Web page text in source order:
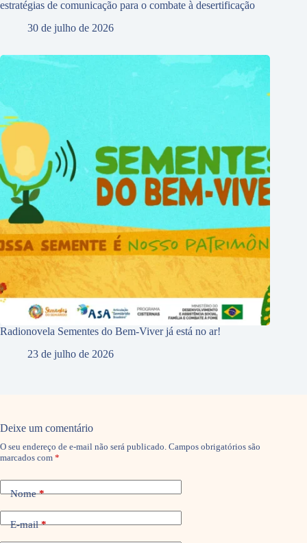
estratégias de comunicação para o combate à desertificação
30 de julho de 2026
Radionovela Sementes do Bem-Viver já está no ar!
23 de julho de 2026
Deixe um comentário
O seu endereço de e-mail não será publicado. Campos obrigatórios são
marcados com *
Nome*
E-mail*